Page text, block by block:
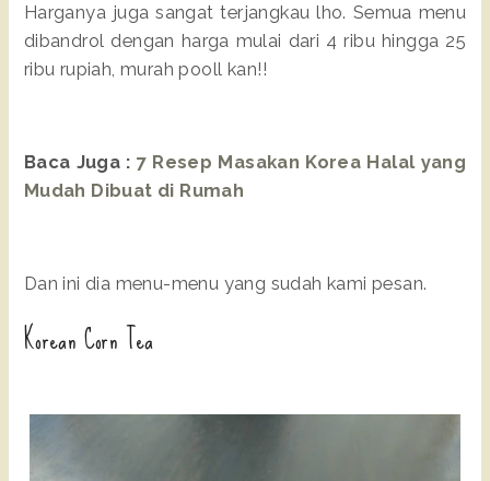
Harganya juga sangat terjangkau lho. Semua menu
dibandrol dengan harga mulai dari 4 ribu hingga 25
ribu rupiah, murah pooll kan!!
Baca Juga : 7 Resep Masakan Korea Halal yang
Mudah Dibuat di Rumah
Dan ini dia menu-menu yang sudah kami pesan.
Korean Corn Tea